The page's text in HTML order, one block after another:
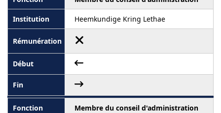
Heemkundige Kring Lethae
Membre du conseil d'administration